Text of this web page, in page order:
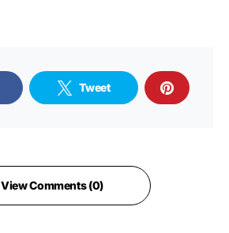
Tweet
View Comments (0)